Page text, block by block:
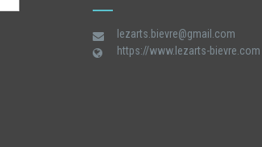
lezarts.bievre@gmail.com
https://www.lezarts-bievre.com